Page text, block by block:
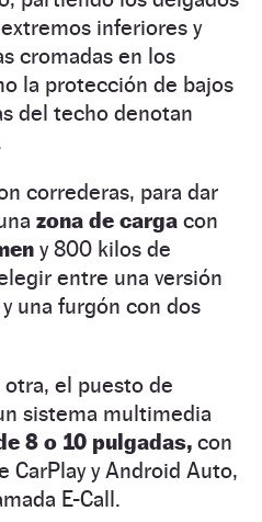
inferiores y
cromadas en los
la protección de bajos
del techo denotan
correderas, para dar
zona de carga con
y 800 kilos de
entre una versión
una furgón con dos
el puesto de
sistema multimedia
8 o 10 pulgadas, con
CarPlay y Android Auto,
E-Call.